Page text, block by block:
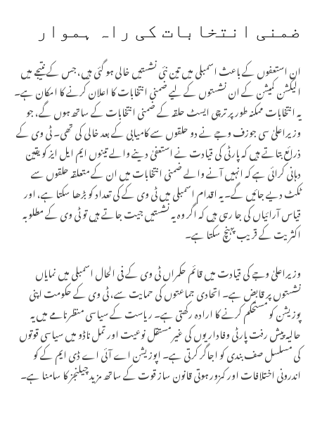
ضمنی انتخابات کی راہ ہموار
ان استعفوں کے باعث اسمبلی میں تین نئی نشستیں خالی ہو گئی ہیں، جس کے نتیجے میں
الیکشن کمیشن کے ان نشستوں کے لیے ضمنی انتخابات کا اعلان کرنے کا امکان ہے۔
یہ انتخابات ممکنہ طور پر ترچی ایسٹ حلقہ کے ضمنی انتخابات کے ساتھ ہوں گے، جو
وزیراعلیٰ سی جوزف وجے نے دو حلقوں سے کامیابی کے بعد خالی کی تھی۔ ٹی وی کے
ذرائع بتاتے ہیں کہ پارٹی کی قیادت نے استعفیٰ دینے والے تینوں ایم ایل ایز کو یقین
دہانی کرائی ہے کہ انہیں آنے والے ضمنی انتخابات میں ان کے متعلقہ حلقوں سے
ٹکٹ دیے جائیں گے۔ یہ اقدام اسمبلی میں ٹی وی کے کی تعداد کو بڑھا سکتا ہے، اور
قیاس آرائیاں کی جا رہی ہیں کہ اگر وہ یہ نشستیں جیت جاتے ہیں تو ٹی وی کے مطلوبہ
اکثریت کے قریب پہنچ سکتا ہے۔
وزیراعلیٰ وجے کی قیادت میں قائم حکمراں ٹی وی کے فی الحال اسمبلی میں نمایاں
نشستوں پر قابض ہے۔ اتحادی جماعتوں کی حمایت سے، ٹی وی کے حکومت اپنی
پوزیشن کو مستحکم کرنے کا ارادہ رکھتی ہے۔ ریاست کے سیاسی منظرنامے میں یہ
حالیہ پیش رفت پارٹی وفاداریوں کی غیر مستقل نوعیت اور تمل ناڈو میں سیاسی قوتوں
کی مسلسل صف بندی کو اجاگر کرتی ہے۔ اپوزیشن اے آئی اے ڈی ایم کے کو
اندرونی اختلافات اور کمزور ہوتی قانون ساز قوت کے ساتھ مزید چیلنجز کا سامنا ہے۔